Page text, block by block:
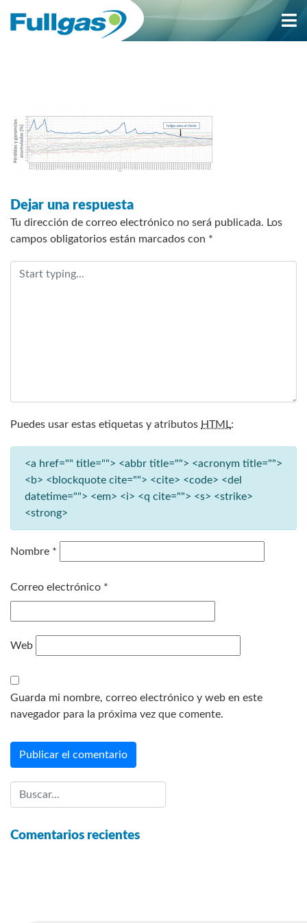
Dejar una respuesta
Tu dirección de correo electrónico no será publicada. Los
campos obligatorios están marcados con *
Puedes usar estas etiquetas y atributos HTML:
<a href="" title=""> <abbr title=""> <acronym title="">
<b> <blockquote cite=""> <cite> <code> <del
datetime=""> <em> <i> <q cite=""> <s> <strike>
<strong>
Nombre *
Correo electrónico *
Web
Guarda mi nombre, correo electrónico y web en este
navegador para la próxima vez que comente.
Comentarios recientes